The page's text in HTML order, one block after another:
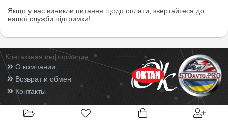
Якщо у вас виникли питання щодо оплати, звертайтеся до
нашої служби підтримки!
Контактная информация
О компании
Возврат и обмен
Контакты